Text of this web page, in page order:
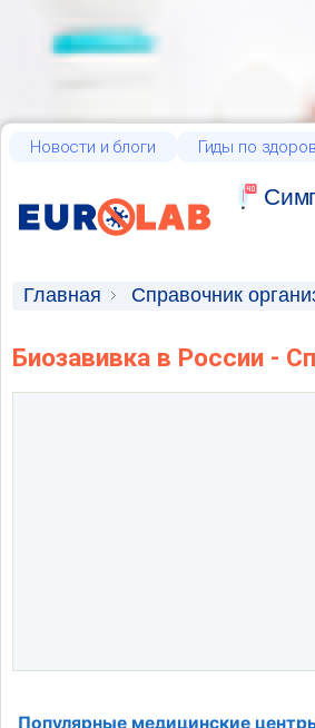
Новости и блоги Гиды по
Главная Справочник
Биозавивка в России -
Популярные медицинские